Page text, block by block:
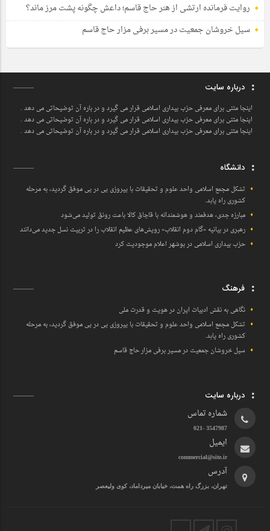
روایت فرمانده ارتشی از هنر حاج قاسم؛ داعش چگونه پشت مرز ماند؟
سیل خروشان جمعیت در مسیر برفی مزار حاج قاسم
درباره سایت
اینجا متنی برای معرفی حزب بیداری اسلامی قرار می گیرد و در باره آن توضیحاتی می دهد .
اینجا متنی برای معرفی حزب بیداری اسلامی قرار می گیرد و در باره آن توضیحاتی می دهد .
اینجا متنی برای معرفی حزب بیداری اسلامی قرار می گیرد و در باره آن توضیحاتی می دهد .
دانشگاه
تشکل مجمع اسلامی واحد علوم و تحقیقات با پیروزی پی در پی موفق گردید، به مرحله
کشوری راه یابد.
مبارزه جدی، هدفمند و هوشمندانه با قاچاق کالا باعث رونق تولید می‌شود
رهبری در بیانیه «گام دوم انقلاب» رویش‌های عظیم انقلاب را در تربیت نسل جدید می‌دانند
حزب بیداری اسلامی در بوشهر اعلام موجودیت کرد
فرهنگ
نگاهی به نقش ادبیات ایران در هویت و قدرت ملی
تشکل مجمع اسلامی واحد علوم و تحقیقات با پیروزی پی در پی موفق گردید، به مرحله
کشوری راه یابد.
سیل خروشان جمعیت در مسیر برفی مزار حاج قاسم
درباره سایت
شماره تماس
3547987 -021
ایمیل
commercial@site.ir
آدرس
تهران، بزرگ راه همت، خیابان میرداماد، کوی ولیعصر